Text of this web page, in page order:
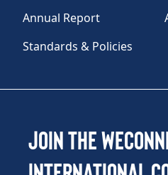
Annual Report
Standards & Policies
Join the